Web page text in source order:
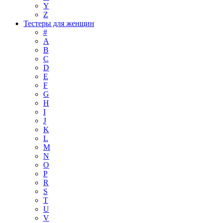
Y
Z
Тестеры для женщин
#
A
B
C
D
E
F
G
H
I
J
K
L
M
N
O
P
R
S
T
U
V